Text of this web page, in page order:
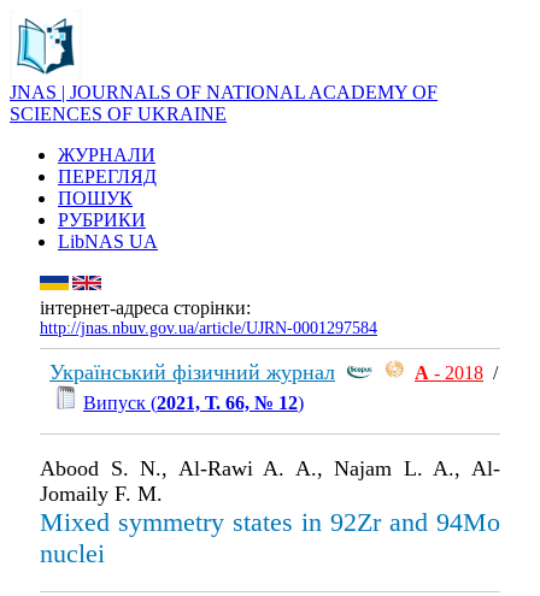
JNAS | JOURNALS OF NATIONAL ACADEMY OF
SCIENCES OF UKRAINE
ЖУРНАЛИ
ПЕРЕГЛЯД
ПОШУК
РУБРИКИ
LibNAS UA
інтернет-адреса сторінки:
http://jnas.nbuv.gov.ua/article/UJRN-0001297584
Український фізичний журнал А - 2018 /
Випуск (2021, Т. 66, № 12)
Abood S. N., Al-Rawi A. A., Najam L. A., Al-
Jomaily F. M.
Mixed symmetry states in 92Zr and 94Mo
nuclei